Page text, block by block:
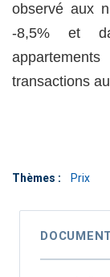
observé aux
-8,5% et
transactions
Thèmes : Prix